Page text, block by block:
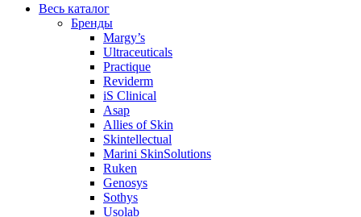
Весь каталог
Бренды
Margy’s
Ultraceuticals
Practique
Reviderm
iS Clinical
Asap
Allies of Skin
Skintellectual
Marini SkinSolutions
Ruken
Genosys
Sothys
Usolab